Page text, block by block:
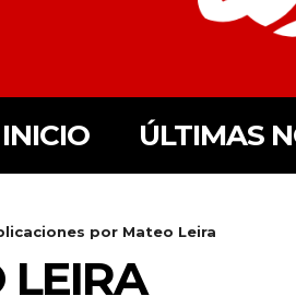
INICIO ÚLTIMAS
por Mateo Leira
LEIRA